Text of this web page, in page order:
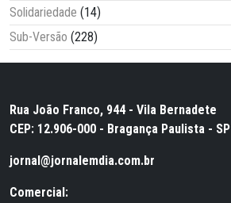
Solidariedade (14)
Sub-Versão (228)
Rua João Franco, 944 - Vila Bernadete
CEP: 12.906-000 - Bragança Paulista - SP
jornal@jornalemdia.com.br
Comercial: